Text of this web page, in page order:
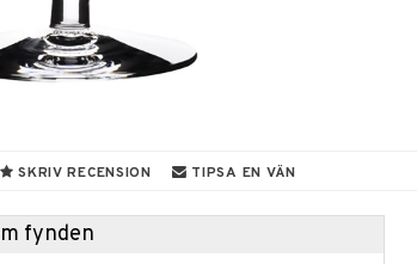
SKRIV RECENSION TIPSA EN VÄN
fynden